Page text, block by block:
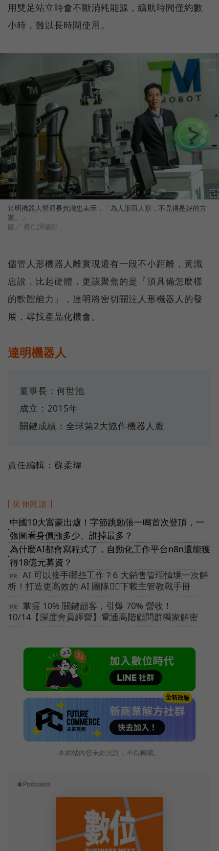
用雙足站立時會不斷消耗能源，續航時間僅約數
小時，難以長時間使用。
達明機器人營運長黃識忠表示，「為人形而人形，不見得是好的方
案。」
圖／ 蔡仁譯攝影
儘管人形機器人離實現還有一段不小距離，黃識
忠說，比起硬體，更該聚焦的是「須具備怎麼樣
的軟體能力」，達明將密切關注人形機器人的發
展，尋找產品化機會。
達明機器人
董事長：何世池
成立：2015年
關鍵成績：全球第2大協作機器人廠
責任編輯：蘇柔瑋
延伸閱讀
●
中國10大富豪出爐！字節跳動張一鳴首次登頂，一
張圖看身價漲多少、誰掉最多？
●
為什麼AI都會寫程式了，自動化工作平台n8n還能獲
得18億元募資？
AI 可以接手哪些工作？6 大銷售管理情境一次解
析！打造更高效的 AI 團隊👉🏻下載主管教戰手冊
掌握 10% 關鍵顧客，引爆 70% 營收！
10/14【深度會員經營】電通高階顧問群獨家解密
本網站內容未經允許，不得轉載。